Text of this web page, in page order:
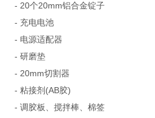
- 20个20mm铝合金锭子
- 充电电池
- 电源适配器
- 研磨垫
- 20mm切割器
- 粘接剂(AB胶)
- 调胶板、搅拌棒、棉签